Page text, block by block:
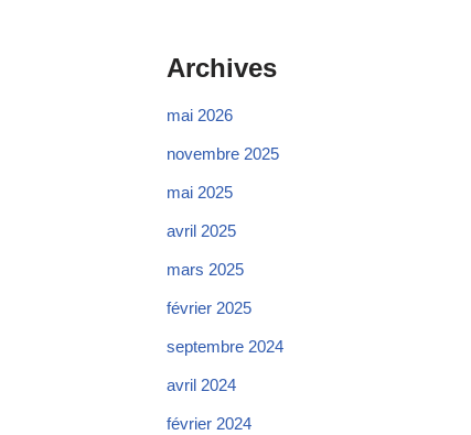
Archives
mai 2026
novembre 2025
mai 2025
avril 2025
mars 2025
février 2025
septembre 2024
avril 2024
février 2024